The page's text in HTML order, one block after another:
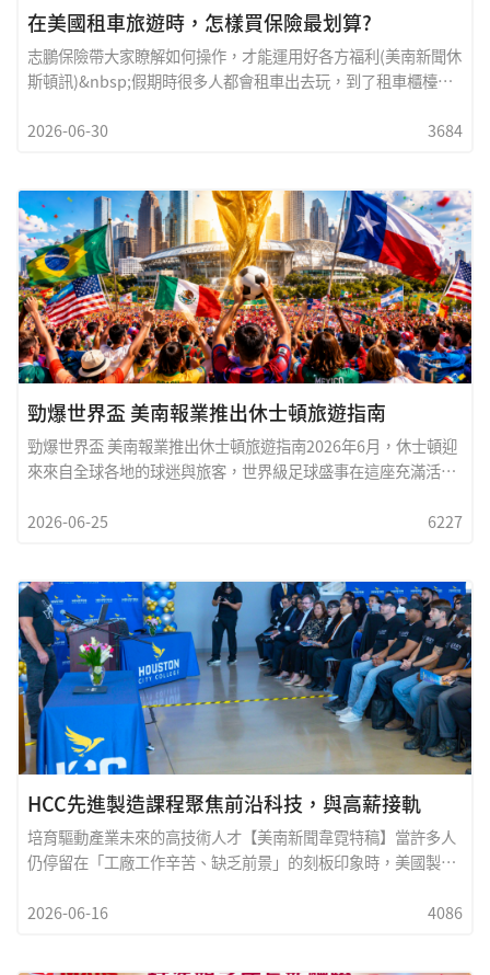
在美國租車旅遊時，怎樣買保險最划算?
志鵬保險帶大家瞭解如何操作，才能運用好各方福利(美南新聞休
斯頓訊)&nbsp;假期時很多人都會租車出去玩，到了租車櫃檯，
&rdquo;您可知道，租車時怎樣買保險最划算?&nbsp;本報邀請
一般是一天&nbsp;$30到$40，如果租車一周，本來租一周的車
才要$200，而車保險就要$250，比租車還貴，真是太坑了！而
很多人不知道的是：如果你用信用卡租車，並且自己有基本的車
險，其實就等於有了周全的保障，而且出了事故沒有自付額，修
車自己不需承擔任何費用，不像用自己的車險還有自付額！志鵬
保險帶大家瞭解具體怎麼操作，才能利用好各方福利，幫你租車
直接省好幾百元！
2026-06-30 3684
勁爆世界盃 美南報業推出休士頓旅遊指南
勁爆世界盃 美南報業推出休士頓旅遊指南2026年6月，休士頓迎
來來自全球各地的球迷與旅客，世界級足球盛事在這座充滿活力
於激情澎湃的國際足球氛圍，還是希望在觀賽
2026-06-25 6227
HCC先進製造課程聚焦前沿科技，與高薪接軌
培育驅動產業未來的高技術人才【美南新聞韋霓特稿】當許多人
仍停留在「工廠工作辛苦、缺乏前景」的刻板印象時，美國製造
Manufacturing），不再只是傳統車床與重工業，而是融合電腦
2026-06-16 4086